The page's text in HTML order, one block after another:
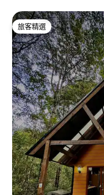
旅客精選
旅客精選